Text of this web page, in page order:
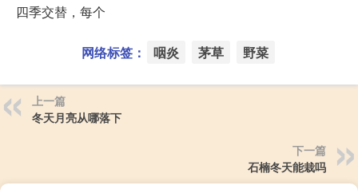
四季交替，每个
网络标签： 咽炎 茅草 野菜
上一篇
冬天月亮从哪落下
下一篇
石楠冬天能栽吗